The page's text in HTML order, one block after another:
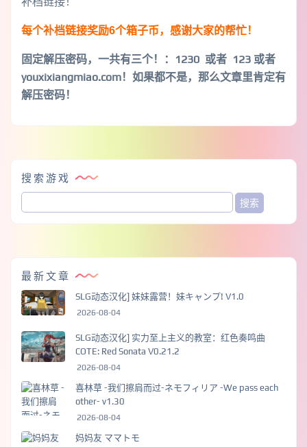
每个补档链接奖励6个箱子币，感谢大家的帮忙！
固定解压密码，一共有三个！
：1230 或者 123 或者
youxixiangmiao.com！如果都不是，那么文章里肯定有
解压密码！
搜索游戏
最新文章
SLG动态汉化] 妹妹露营！妹キャンプ! V1.0
2026-08-04
SLG动态汉化] 实力至上主义的教室：红色奏鸣曲
COTE: Red Sonata V0.21.2
2026-08-04
喜林草 -我们擦肩而过-ネモフィリア -We pass each
other- v1.30
2026-08-04
妈妈友 ママトモ